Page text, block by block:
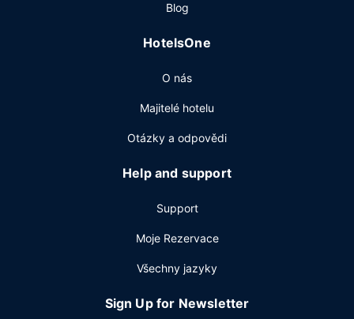
úschova zavazadel. Přímo v areálu je hostům k dispozici
Blog
HotelsOne
O nás
Majitelé hotelu
Otázky a odpovědi
Help and support
Support
Moje Rezervace
Všechny jazyky
Sign Up for Newsletter